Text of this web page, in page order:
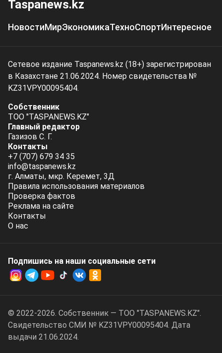
Taspanews.kz
НовостиМирЭкономикаТехноСпортИнтересное
Сетевое издание Taspanews.kz (18+) зарегистрирован
в Казахстане 21.06.2024. Номер свидетельства №
KZ31VPY00095404.
Собственник
ТОО "TASPANEWS.KZ"
Главный редактор
Газизов С. Г.
Контакты
+7 (707) 679 34 35
info@taspanews.kz
г. Алматы, мкр. Керемет, 3Д
Правила использования материалов
Проверка фактов
Реклама на сайте
Контакты
О нас
Подпишись на наши социальные cети
© 2022-2026. Собственник — ТОО "TASPANEWS.KZ".
Cвидетельство СМИ № KZ31VPY00095404. Дата
выдачи 21.06.2024.